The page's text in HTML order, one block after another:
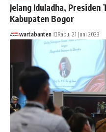
Jelang Iduladha,
Kabupaten Bogor
wartabanten Rabu, 21 Juni 2023